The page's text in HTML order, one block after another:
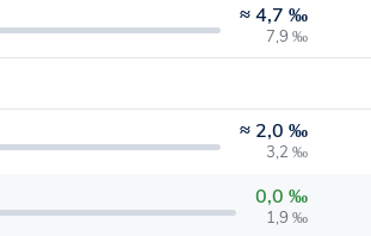
≈4,7 ‰
7,9 ‰
≈ 2,0 ‰
3,2 ‰
0,0 ‰
1,9 ‰